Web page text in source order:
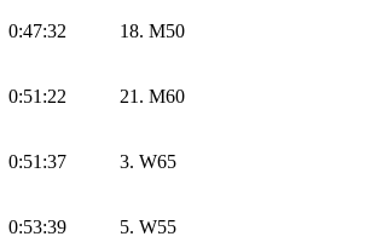
0:47:32 18. M50
0:51:22 21. M60
0:51:37 3. W65
0:53:39 5. W55